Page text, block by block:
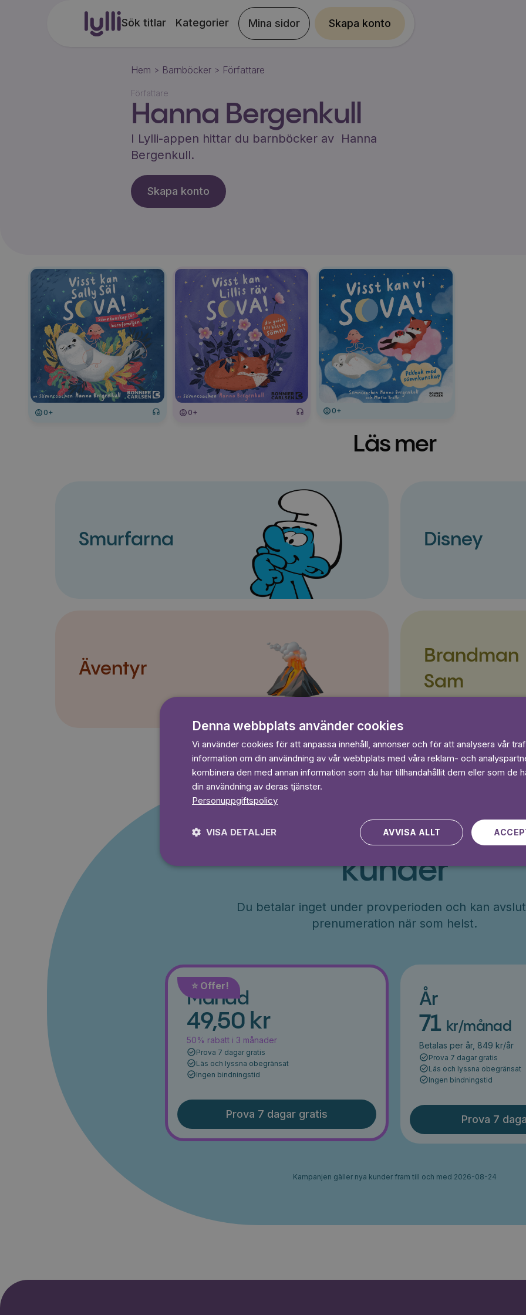
Sök titlar Kategorier Mina sidor Skapa konto
Hem > Barnböcker > Författare
Författare
Hanna Bergenkull
I Lylli-appen hittar du barnböcker av Hanna
Bergenkull.
Skapa konto
0+ 0+ 0+
Läs mer
Smurfarna Disney
Äventyr
Brandman
Sam
Erbjudande till
kunder
Du betalar inget under provperioden och kan
prenumeration när som helst.
⭐️ Offer!
Månad
49,50 kr
50% rabatt i 3 månader
Prova 7 dagar gratis
Läs och lyssna obegränsat
Ingen bindningstid
Prova 7 dagar gratis
År
71 kr/månad
Betalas per år, 849 kr/år
Prova 7 dagar gratis
Läs och lyssna obegränsat
Ingen bindningstid
Prova 7
Kampanjen gäller nya kunder fram till och med 2026-08-24
Denna webbplats använder cookies
Vi använder cookies för att anpassa innehåll, annonser och för att analysera vår
information om din användning av vår webbplats med våra reklam- och
kombinera den med annan information som du har tillhandahållit dem eller som de
din användning av deras tjänster.
Personuppgiftspolicy
AVVISA ALLT
VISA DETALJER